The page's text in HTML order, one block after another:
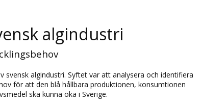
algindustri
svensk algindustri. Syftet var att analysera och identifiera
för att den blå hållbara produktionen, konsumtionen
ska kunna öka i Sverige.